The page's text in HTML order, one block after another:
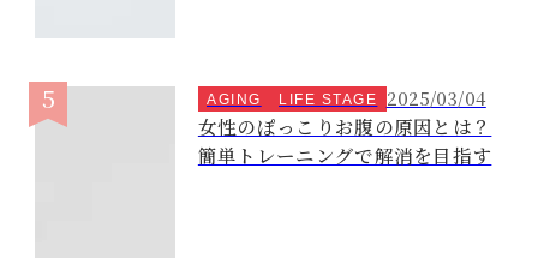
AGING LIFE STAGE 2025/03/04
女性のぽっこりお腹の原因とは？
簡単トレーニングで解消を目指す